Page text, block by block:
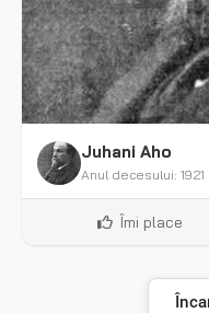
Juhani Aho
Anul decesului: 1921
Îmi place